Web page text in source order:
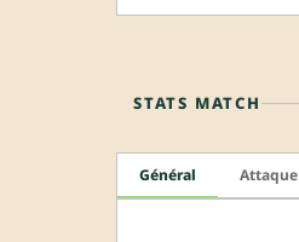
STATS MATCH
Général Attaque